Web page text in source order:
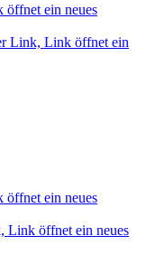
ein neues
Link, Link öffnet ein
ein neues
Link öffnet ein neues